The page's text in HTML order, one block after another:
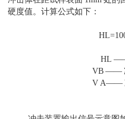
硬度值。计算公式如下：
HL
VB ——
V A——